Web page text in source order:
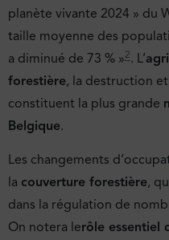
planète vivante 2024 » du
taille moyenne des
a diminué de 73 % »2. L’
forestière, la destruction
constituent la plus grande
Belgique.
Les changements
la couverture forestière,
dans la régulation de
On notera lerôle essentiel